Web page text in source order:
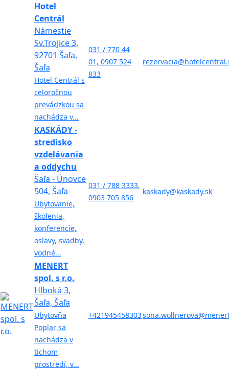
Hotel
Centrál
Námestie
Sv.Trojice 3,
92701 Šaľa,
Šaľa
Hotel Centrál s
celoročnou
prevádzkou sa
nachádza v...
031 / 770 44
01, 0907 524
833
KASKÁDY -
stredisko
vzdelávania
a oddychu
Šaľa - Únovce
504, Šaľa
Ubytovanie,
školenia,
konferencie,
oslavy, svadby,
vodné...
031 / 788 3333,
0903 705 856
kaskady@kaskady.sk
MENERT
spol. s r.o.
Hlboká 3,
Šaľa, Šaľa
Ubytovňa
Poplar sa
nachádza v
tichom
prostredí, v...
+421945458303